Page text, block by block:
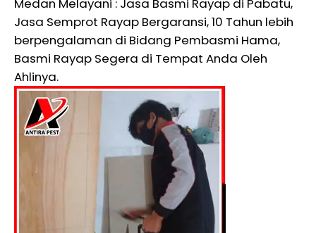
Medan Melayani : Jasa Basmi Rayap di Pabatu,
Jasa Semprot Rayap Bergaransi, 10 Tahun lebih
berpengalaman di Bidang Pembasmi Hama,
Basmi Rayap Segera di Tempat Anda Oleh
Ahlinya.